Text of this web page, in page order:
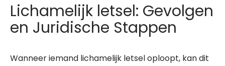
Lichamelijk letsel: Gevolgen
en Juridische Stappen
Wanneer iemand lichamelijk letsel oploopt, kan dit